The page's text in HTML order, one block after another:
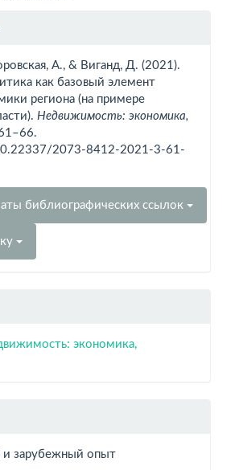
А., & Виганд, Д. (2021).
как базовый элемент
региона (на примере
Недвижимость: экономика,
2073-8412-2021-3-61-
библиографических ссылок
экономика,
и зарубежный опыт